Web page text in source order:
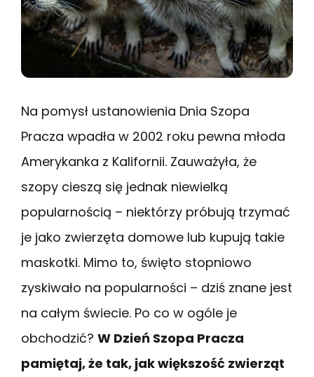
Na pomysł ustanowienia Dnia Szopa
Pracza wpadła w 2002 roku pewna młoda
Amerykanka z Kalifornii. Zauważyła, że
szopy cieszą się jednak niewielką
popularnością – niektórzy próbują trzymać
je jako zwierzęta domowe lub kupują takie
maskotki. Mimo to, święto stopniowo
zyskiwało na popularności – dziś znane jest
na całym świecie. Po co w ogóle je
obchodzić? W Dzień Szopa Pracza
pamiętaj, że tak, jak większość zwierząt